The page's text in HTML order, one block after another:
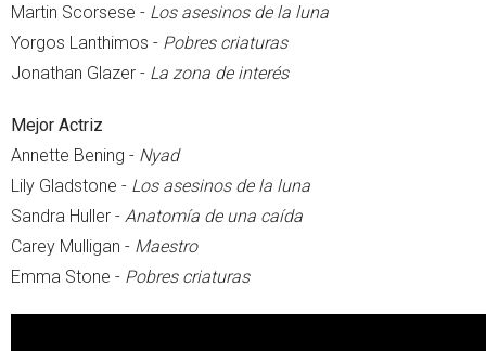
Martin Scorsese - Los asesinos de la luna
Yorgos Lanthimos - Pobres criaturas
Jonathan Glazer - La zona de interés
Mejor Actriz
Annette Bening - Nyad
Lily Gladstone - Los asesinos de la luna
Sandra Huller - Anatomía de una caída
Carey Mulligan - Maestro
Emma Stone - Pobres criaturas